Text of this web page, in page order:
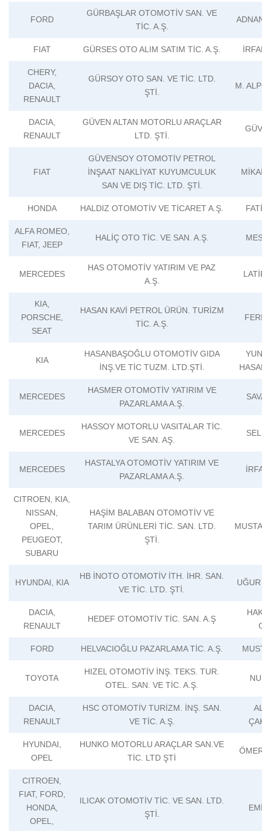
FORD
GÜRBAŞLAR OTOMOTİV SAN. VE
TİC. A.Ş.
FIAT GÜRSES OTO ALIM SATIM TİC. A.Ş.
CHERY,
DACIA,
RENAULT
GÜRSOY OTO SAN. VE TİC. LTD.
ŞTİ.
M.
DACIA,
RENAULT
GÜVEN ALTAN MOTORLU ARAÇLAR
LTD. ŞTİ.
FIAT
GÜVENSOY OTOMOTİV PETROL
İNŞAAT NAKLİYAT KUYUMCULUK
SAN VE DIŞ TİC. LTD. ŞTİ.
HONDA HALDIZ OTOMOTİV VE TİCARET A.Ş.
ALFA ROMEO,
FIAT, JEEP
HALİÇ OTO TİC. VE SAN. A.Ş.
MERCEDES
HAS OTOMOTİV YATIRIM VE PAZ
A.Ş.
KIA,
PORSCHE,
SEAT
HASAN KAVİ PETROL ÜRÜN. TURİZM
TİC. A.Ş.
KIA
HASANBAŞOĞLU OTOMOTİV GIDA
İNŞ.VE TİC TUZM. LTD.ŞTİ.
MERCEDES
HASMER OTOMOTİV YATIRIM VE
PAZARLAMA A.Ş.
MERCEDES
HASSOY MOTORLU VASITALAR TİC.
VE SAN. AŞ.
MERCEDES
HASTALYA OTOMOTİV YATIRIM VE
PAZARLAMA A.Ş.
CITROEN, KIA,
NISSAN,
OPEL,
PEUGEOT,
SUBARU
HAŞİM BALABAN OTOMOTİV VE
TARIM ÜRÜNLERİ TİC. SAN. LTD.
ŞTİ.
HYUNDAI, KIA
HB İNOTO OTOMOTİV İTH. İHR. SAN.
VE TİC. LTD. ŞTİ.
DACIA,
RENAULT
HEDEF OTOMOTİV TİC. SAN. A.Ş
FORD HELVACIOĞLU PAZARLAMA TİC. A.Ş.
TOYOTA
HIZEL OTOMOTİV İNŞ. TEKS. TUR.
OTEL. SAN. VE TİC. A.Ş.
DACIA,
RENAULT
HSC OTOMOTİV TURİZM. İNŞ. SAN.
VE TİC. A.Ş.
HYUNDAI,
OPEL
HUNKO MOTORLU ARAÇLAR SAN.VE
TİC. LTD ŞTİ
CITROEN,
FIAT, FORD,
HONDA,
OPEL,
ILICAK OTOMOTİV TİC. VE SAN. LTD.
ŞTİ.